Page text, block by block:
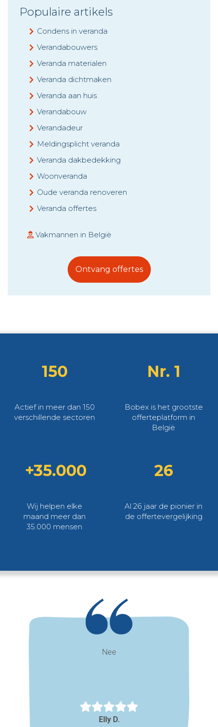
Populaire artikels
Condens in veranda
Verandabouwers
Veranda materialen
Veranda dichtmaken
Veranda aan huis
Verandabouw
Verandadeur
Meldingsplicht veranda
Veranda dakbedekking
Woonveranda
Oude veranda renoveren
Veranda offertes
Vakmannen in België
Ontvang offertes
150
Actief in meer dan 150
verschillende sectoren
Nr. 1
Bobex is het grootste
offerteplatform in
België
+35.000
Wij helpen elke
maand meer dan
35.000 mensen
26
Al 26 jaar de pionier in
de offertevergelijking
Nee
Elly D.